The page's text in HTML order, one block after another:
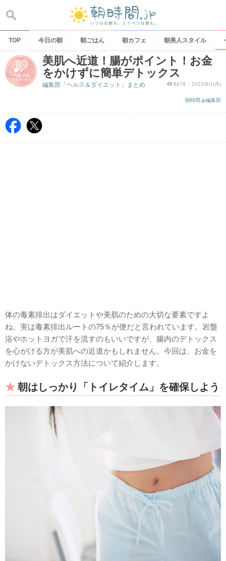
content
TOP 今日の朝 朝ごはん 朝カフェ 朝美人スタイル
美肌へ近道！腸がポイント！お金
をかけずに簡単デトックス
8478 2015/6/1(月)
朝時間.jp編集部
編集部「ヘルス＆ダイエット」まとめ
体の毒素排出はダイエットや美肌のための大切な要素ですよ
ね。実は毒素排出ルートの75％が便だと言われています。岩盤
浴やホットヨガで汗を流すのもいいですが、腸内のデトックス
を心がける方が美肌への近道かもしれません。今回は、お金を
かけないデトックス方法について紹介します。
朝はしっかり「トイレタイム」を確保しよう